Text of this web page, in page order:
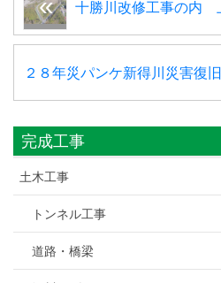
十勝川改修工事の内
２８年災パンケ新得川災害復
完成工事
土木工事
トンネル工事
道路・橋梁